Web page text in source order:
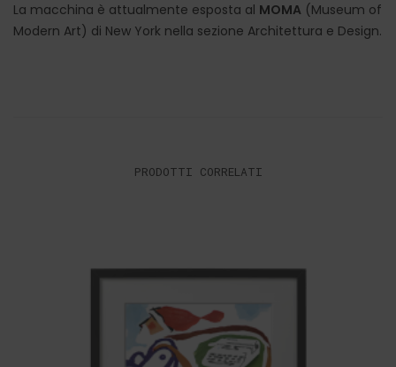
La macchina è attualmente esposta al MOMA (Museum of
Modern Art) di New York nella sezione Architettura e Design.
PRODOTTI CORRELATI